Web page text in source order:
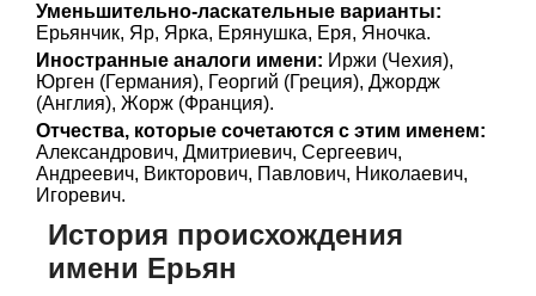
Уменьшительно-ласкательные варианты:
Ерьянчик, Яр, Ярка, Ерянушка, Еря, Яночка.
Иностранные аналоги имени: Иржи (Чехия),
Юрген (Германия), Георгий (Греция), Джордж
(Англия), Жорж (Франция).
Отчества, которые сочетаются с этим именем:
Александрович, Дмитриевич, Сергеевич,
Андреевич, Викторович, Павлович, Николаевич,
Игоревич.
История происхождения
имени Ерьян